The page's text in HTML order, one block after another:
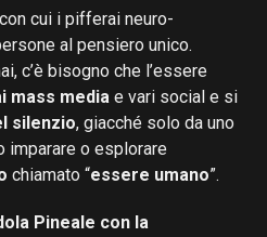
con cui i pifferai neuro-
al pensiero unico.
c’è bisogno che l’essere
mass media e vari social e si
silenzio, giacché solo da uno
o esplorare
chiamato “essere umano”.
Pineale con la